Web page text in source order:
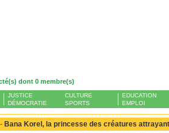
dont 0 membre(s)
JUSTICE
DÉMOCRATIE
CULTURE
SPORTS
EDUCATION
EMPLOI
Bana Korel, la princesse des créatures